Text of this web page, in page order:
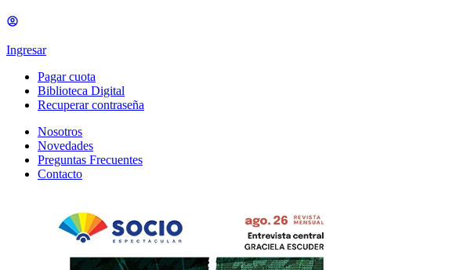
Ingresar
Pagar cuota
Biblioteca Digital
Recuperar contraseña
Nosotros
Novedades
Preguntas Frecuentes
Contacto